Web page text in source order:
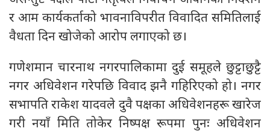
र आम कार्यकर्ताको भावनाविपरीत विवादित समितिलाई
वैधता दिन खोजेको आरोप लगाएको छ।
गणेशमान चारनाथ नगरपालिकामा दुई समूहले छुट्टाछुट्टै
नगर अधिवेशन गरेपछि विवाद झनै गहिरिएको हो। नगर
सभापति राकेश यादवले दुवै पक्षका अधिवेशनहरू खारेज
गरी नयाँ मिति तोकेर निष्पक्ष रूपमा पुनः अधिवेशन